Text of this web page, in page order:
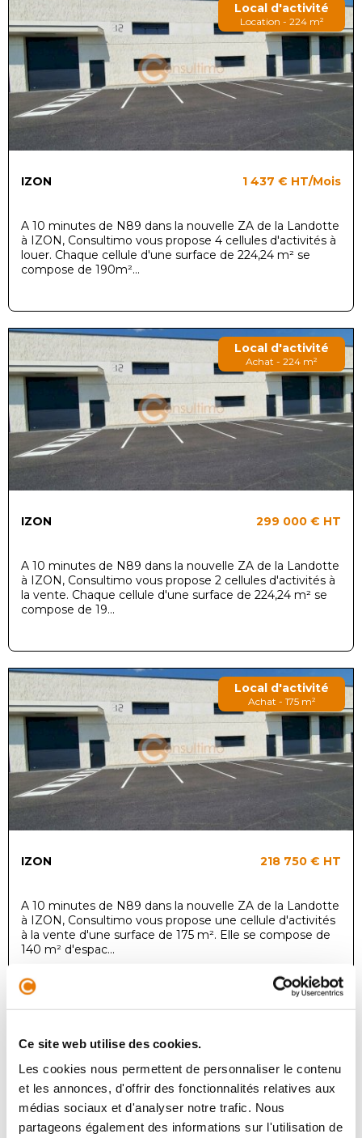
Ce site web utilise des cookies.
Les cookies nous permettent de personnaliser le contenu
et les annonces, d'offrir des fonctionnalités relatives aux
médias sociaux et d'analyser notre trafic. Nous
partageons également des informations sur l'utilisation de
Local d'activité
Location - 224 m²
IZON 1 437 € HT/Mois
A 10 minutes de N89 dans la nouvelle ZA de la Landotte
à IZON, Consultimo vous propose 4 cellules d'activités à
louer. Chaque cellule d'une surface de 224,24 m² se
compose de 190m²...
Local d'activité
Achat - 224 m²
IZON 299 000 € HT
A 10 minutes de N89 dans la nouvelle ZA de la Landotte
à IZON, Consultimo vous propose 2 cellules d'activités à
la vente. Chaque cellule d'une surface de 224,24 m² se
compose de 19...
Local d'activité
Achat - 175 m²
IZON 218 750 € HT
A 10 minutes de N89 dans la nouvelle ZA de la Landotte
à IZON, Consultimo vous propose une cellule d'activités
à la vente d'une surface de 175 m². Elle se compose de
140 m² d'espac...